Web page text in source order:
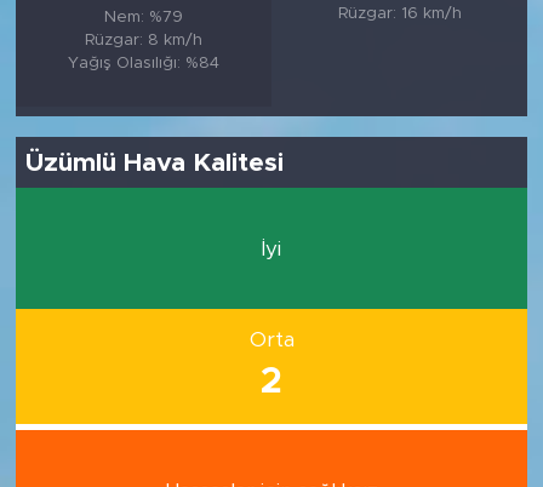
Nem: %79
Rüzgar: 8 km/h
Yağış Olasılığı: %84
Rüzgar: 16 km/h
Üzümlü Hava Kalitesi
İyi
Orta
2